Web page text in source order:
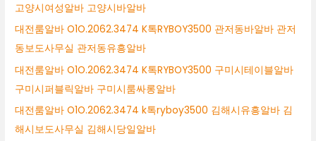
고양시여성알바 고양시바알바
대전룸알바 O1O.2062.3474 K톡RYBOY3500 관저동바알바 관저
동보도사무실 관저동유흥알바
대전룸알바 O1O.2062.3474 K톡RYBOY3500 구미시테이블알바
구미시퍼블릭알바 구미시룸싸롱알바
대전룸알바 O1O.2062.3474 k톡ryboy3500 김해시유흥알바 김
해시보도사무실 김해시당일알바